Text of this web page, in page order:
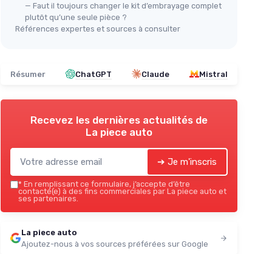
— Faut il toujours changer le kit d’embrayage complet
plutôt qu’une seule pièce ?
Références expertes et sources à consulter
Résumer ChatGPT Claude Mistral
Recevez les dernières actualités de
La piece auto
➔ Je m'inscris
* En remplissant ce formulaire, j’accepte d’être
contacté(e) à des fins commerciales par La piece auto et
ses partenaires.
La piece auto
Ajoutez-nous à vos sources préférées sur Google